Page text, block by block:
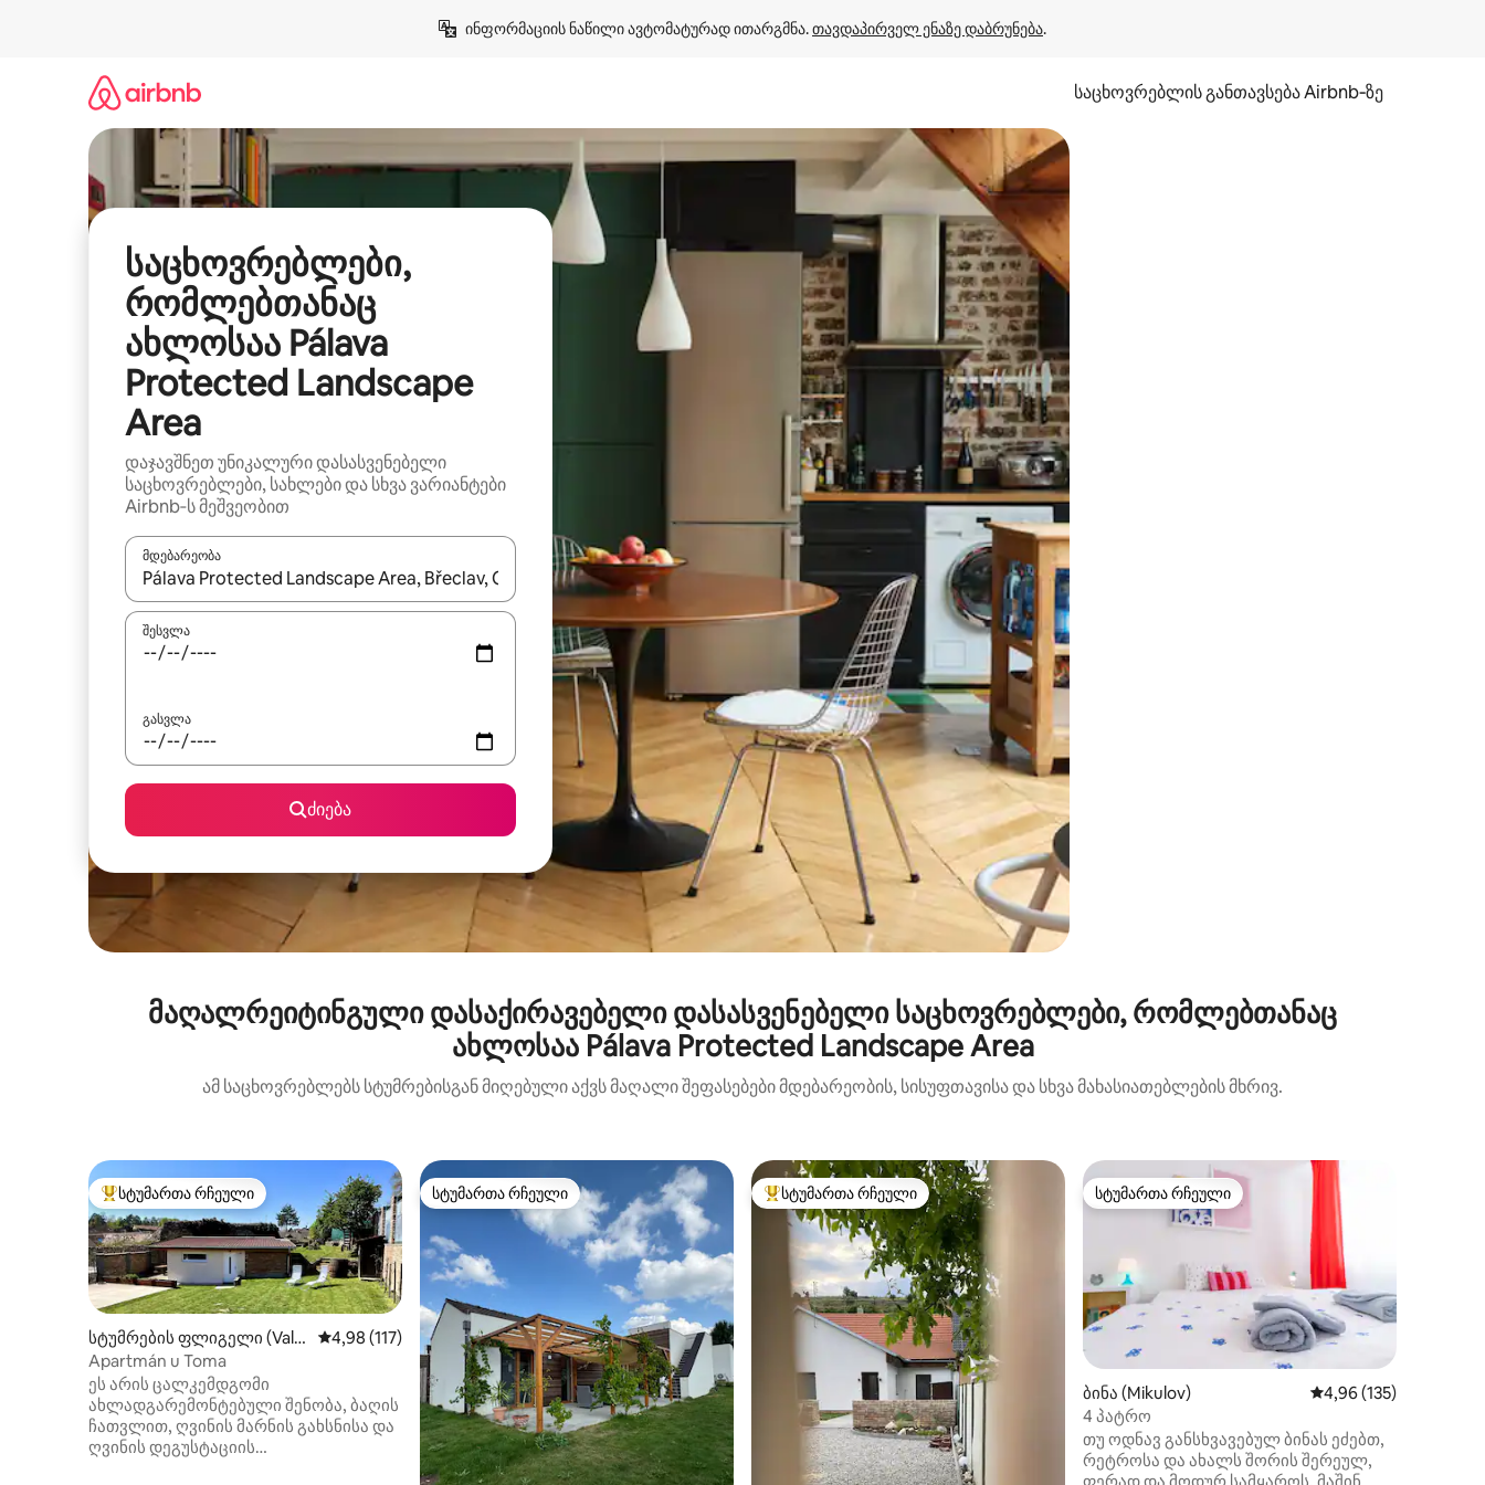
ინფორმაციის ნაწილი ავტომატურად ითარგმნა. თავდაპირველ ენაზე დაბრუნება.
საცხოვრებლის განთავსება Airbnb‑ზე
საცხოვრებლები,
რომლებთანაც
ახლოსაა Pálava
Protected Landscape
Area
დაჯავშნეთ უნიკალური დასასვენებელი
საცხოვრებლები, სახლები და სხვა ვარიანტები
Airbnb‑ს მეშვეობით
მდებარეობა
როცა შედეგები ხელმისაწვდომი გახდება, ნავიგაციისთვის გამოიყენეთ კლავიშები ზემოთ/ქვემოთ მიმართული ისრებით ან შეხებისა თუ თითის გასმის ჟესტები.
შესვლა
გასვლა
ძიება
მაღალრეიტინგული დასაქირავებელი დასასვენებელი საცხოვრებლები, რომლებთანაც
ახლოსაა Pálava Protected Landscape Area
ამ საცხოვრებლებს სტუმრებისგან მიღებული აქვს მაღალი შეფასებები მდებარეობის, სისუფთავისა და სხვა მახასიათებლების მხრივ.
სტუმართა რჩეული მოწინავე ვარიანტი
სტუმართა რჩეული
სტუმრების ფლიგელი (Valti
ce)
საშუალო შეფასებაა 5‑დან 4,98, 117 მიმოხილვა
4,98 (117)
Apartmán u Toma
ეს არის ცალკემდგომი
ახლადგარემონტებული შენობა, ბაღის
ჩათვლით, ღვინის მარნის გახსნისა და
ღვინის დეგუსტაციის
სტუმართა რჩეული
სტუმართა რჩეული სტუმართა რჩეული მოწინავე ვარიანტი
სტუმართა რჩეული სტუმართა რჩეული
სტუმართა რჩეული
ბინა (Mikulov) საშუალო შეფასებაა
4,96 (135)
4 პატრო
თუ ოდნავ განსხვავებულ ბინას ეძებთ,
რეტროსა და ახალს შორის შერეულ,